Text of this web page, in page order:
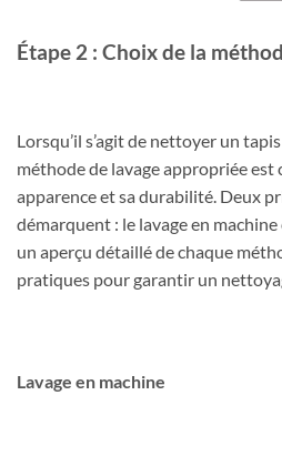
Étape 2 : Choix de la
Lorsqu’il s’agit de nettoyer un
méthode de lavage appropriée
apparence et sa durabilité. Deux
démarquent : le lavage en machine
un aperçu détaillé de chaque
pratiques pour garantir un
Lavage en machine